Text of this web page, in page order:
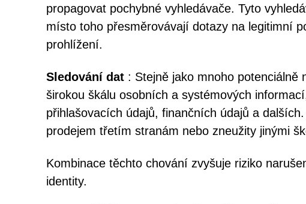
propagovat pochybné vyhledávače. Tyto
místo toho přesměrovávají dotazy na legitimní
prohlížení.
Sledování dat : Stejně jako mnoho
širokou škálu osobních a systémových
přihlašovacích údajů, finančních údajů a
prodejem třetím stranám nebo zneužity jinými
Kombinace těchto chování zvyšuje riziko
identity.